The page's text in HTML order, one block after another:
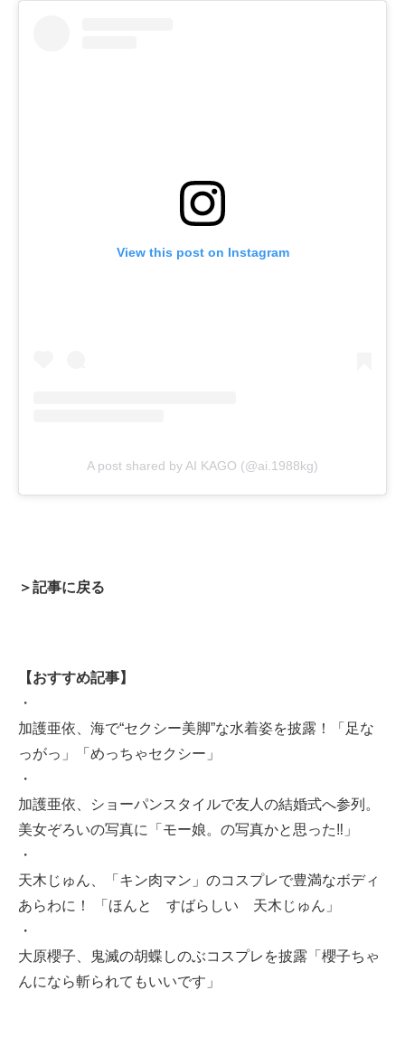
View this post on Instagram
A post shared by AI KAGO (@ai.1988kg)
＞記事に戻る
【おすすめ記事】
・
加護亜依、海で“セクシー美脚”な水着姿を披露！「足な
っがっ」「めっちゃセクシー」
・
加護亜依、ショーパンスタイルで友人の結婚式へ参列。
美女ぞろいの写真に「モー娘。の写真かと思った‼」
・
天木じゅん、「キン肉マン」のコスプレで豊満なボディ
あらわに！ 「ほんと すばらしい 天木じゅん」
・
大原櫻子、鬼滅の胡蝶しのぶコスプレを披露「櫻子ちゃ
んになら斬られてもいいです」